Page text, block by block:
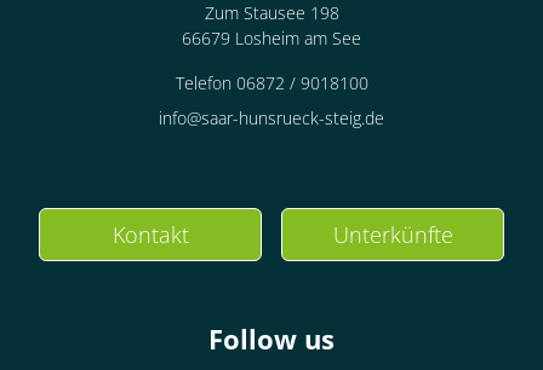
Zum Stausee 198
66679 Losheim am See
Telefon 06872 / 9018100
info@saar-hunsrueck-steig.de
Kontakt Unterkünfte
Follow us